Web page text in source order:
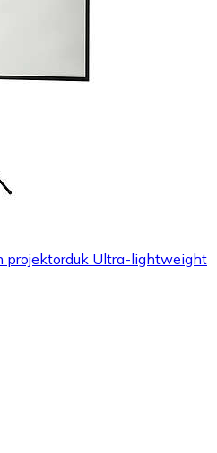
projektorduk Ultra-lightweight